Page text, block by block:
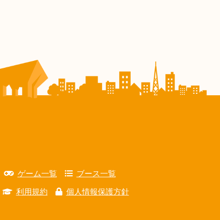
ゲーム一覧 ブース一覧
利用規約 個人情報保護方針